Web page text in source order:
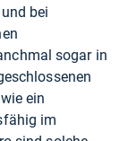
bei
sogar in
ein
im